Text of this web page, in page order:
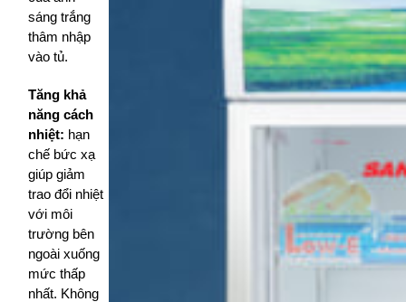
sáng trắng
thâm nhập
vào tủ.
Tăng khả
năng cách
nhiệt: hạn
chế bức xạ
giúp giảm
trao đổi nhiệt
với môi
trường bên
ngoài xuống
mức thấp
nhất. Không